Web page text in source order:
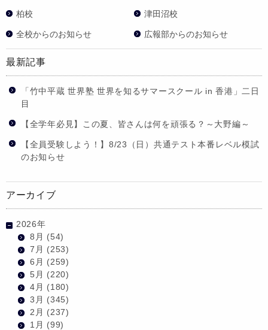
柏校 津田沼校
全校からのお知らせ 広報部からのお知らせ
最新記事
「竹中平蔵 世界塾 世界を知るサマースクール in 香港」二日
目
【全学年必見】この夏、皆さんは何を頑張る？～大野編～
【全員受験しよう！】8/23（日）共通テスト本番レベル模試
のお知らせ
アーカイブ
2026年
8月 (54)
7月 (253)
6月 (259)
5月 (220)
4月 (180)
3月 (345)
2月 (237)
1月 (99)